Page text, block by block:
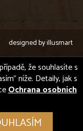
designed byillusmart
že souhlasíte s
níže. Detaily, jak s
Ochrana osobních